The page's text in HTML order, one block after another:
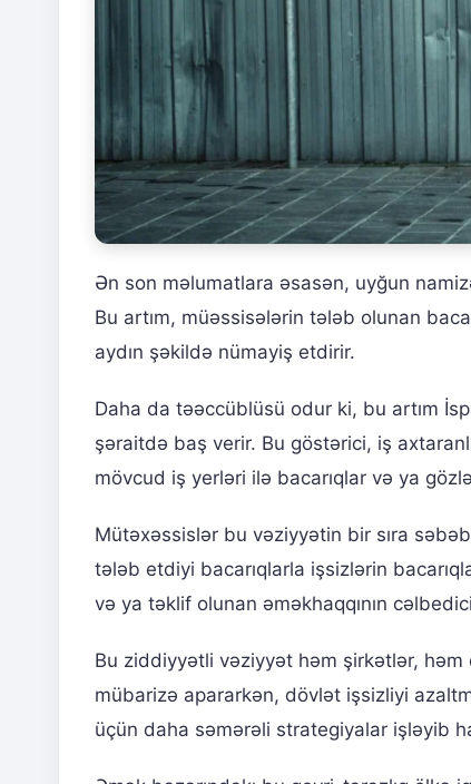
Ən son məlumatlara əsasən, uyğun
Bu artım, müəssisələrin tələb olunan
aydın şəkildə nümayiş etdirir.
Daha da təəccüblüsü odur ki, bu artım
şəraitdə baş verir. Bu göstərici, iş
mövcud iş yerləri ilə bacarıqlar və ya
Mütəxəssislər bu vəziyyətin bir sıra
tələb etdiyi bacarıqlarla işsizlərin
və ya təklif olunan əməkhaqqının
Bu ziddiyyətli vəziyyət həm şirkətlər, həm
mübarizə apararkən, dövlət işsizliyi
üçün daha səmərəli strategiyalar işləyib